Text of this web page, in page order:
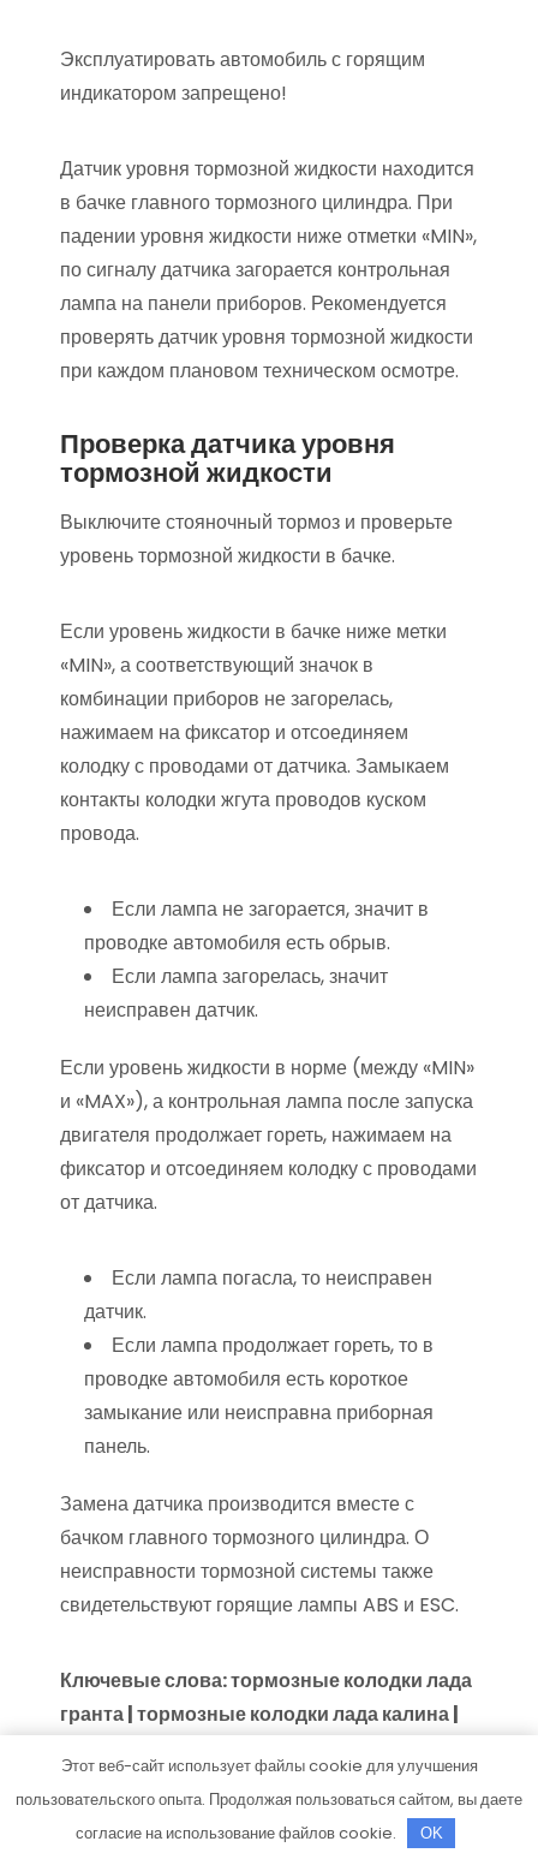
Эксплуатировать автомобиль с горящим
индикатором запрещено!
Датчик уровня тормозной жидкости находится
в бачке главного тормозного цилиндра. При
падении уровня жидкости ниже отметки «MIN»,
по сигналу датчика загорается контрольная
лампа на панели приборов. Рекомендуется
проверять датчик уровня тормозной жидкости
при каждом плановом техническом осмотре.
Проверка датчика уровня
тормозной жидкости
Выключите стояночный тормоз и проверьте
уровень тормозной жидкости в бачке.
Если уровень жидкости в бачке ниже метки
«MIN», а соответствующий значок в
комбинации приборов не загорелась,
нажимаем на фиксатор и отсоединяем
колодку с проводами от датчика. Замыкаем
контакты колодки жгута проводов куском
провода.
Если лампа не загорается, значит в
проводке автомобиля есть обрыв.
Если лампа загорелась, значит
неисправен датчик.
Если уровень жидкости в норме (между «MIN»
и «MAX»), а контрольная лампа после запуска
двигателя продолжает гореть, нажимаем на
фиксатор и отсоединяем колодку с проводами
от датчика.
Если лампа погасла, то неисправен
датчик.
Если лампа продолжает гореть, то в
проводке автомобиля есть короткое
замыкание или неисправна приборная
панель.
Замена датчика производится вместе с
бачком главного тормозного цилиндра. О
неисправности тормозной системы также
свидетельствуют горящие лампы ABS и ESC.
Ключевые слова: тормозные колодки лада
гранта | тормозные колодки лада калина |
тормозные колодки лада приора |
тормозные колодки лада ларгус |
тормозные колодки нива | тормозные
Этот веб-сайт использует файлы cookie для улучшения
пользовательского опыта. Продолжая пользоваться сайтом, вы даете
согласие на использование файлов cookie.
OK